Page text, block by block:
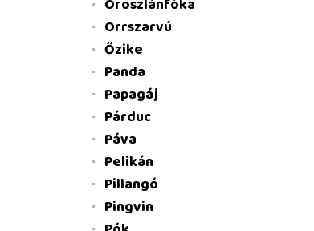
Oroszlánfóka
Orrszarvú
Őzike
Panda
Papagáj
Párduc
Páva
Pelikán
Pillangó
Pingvin